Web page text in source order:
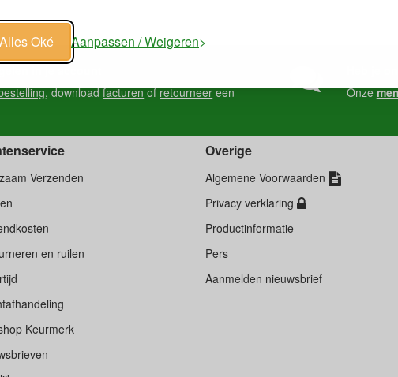
Alles Oké Aanpassen / Weigeren
, downloadfacturenofretourneereen
Heb je
Onze
Verzenden
en ruilen
Keurmerk
Overige
Algemene Voorwaarden
Privacy verklaring
Productinformatie
Pers
Aanmelden nieuwsbrief